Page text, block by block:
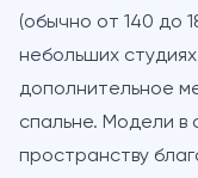
(обычно от 140 до
небольших
дополнительное
спальне. Модели
пространству